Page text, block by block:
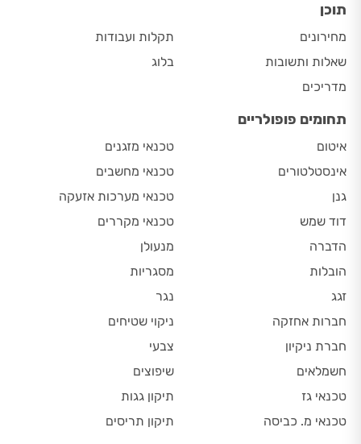
תוכן
מחירונים
שאלות ותשובות
מדריכים
תקלות ועבודות
בלוג
תחומים פופולריים
איטום
אינסטלטורים
גנן
דוד שמש
הדברה
הובלות
זגג
חברות אחזקה
חברת ניקיון
חשמלאים
טכנאי גז
טכנאי מ. כביסה
טכנאי מזגנים
טכנאי מחשבים
טכנאי מערכות אזעקה
טכנאי מקררים
מנעולן
מסגריות
נגר
ניקוי שטיחים
צבעי
שיפוצים
תיקון גגות
תיקון תריסים